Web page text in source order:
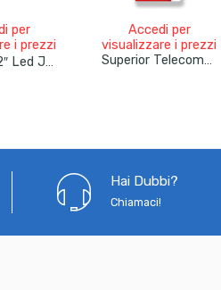
per
i prezzi
Accedi per
visualizzare i prezzi
Hai Dubbi?
Chiamaci!